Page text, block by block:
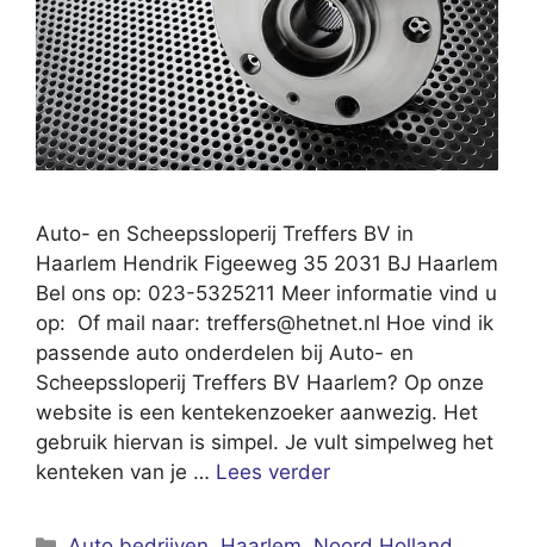
Auto- en Scheepssloperij Treffers BV in
Haarlem Hendrik Figeeweg 35 2031 BJ Haarlem
Bel ons op: 023-5325211 Meer informatie vind u
op: Of mail naar: treffers@hetnet.nl Hoe vind ik
passende auto onderdelen bij Auto- en
Scheepssloperij Treffers BV Haarlem? Op onze
website is een kentekenzoeker aanwezig. Het
gebruik hiervan is simpel. Je vult simpelweg het
kenteken van je … Lees verder
Categorieën